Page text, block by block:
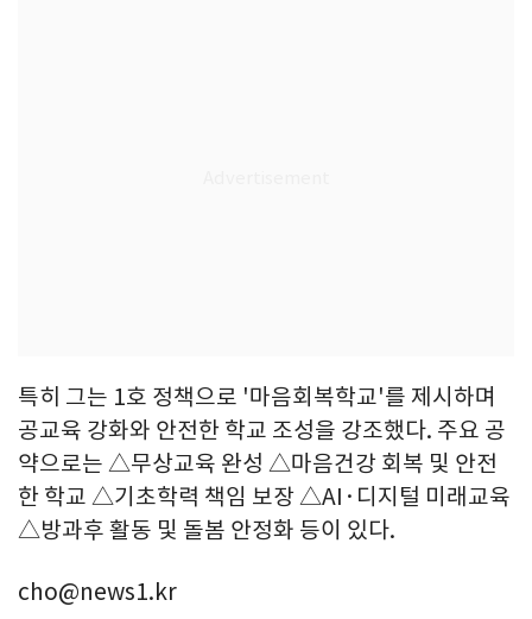
특히 그는 1호 정책으로 '마음회복학교'를 제시하며
공교육 강화와 안전한 학교 조성을 강조했다. 주요 공
약으로는 △무상교육 완성 △마음건강 회복 및 안전
한 학교 △기초학력 책임 보장 △AI·디지털 미래교육
△방과후 활동 및 돌봄 안정화 등이 있다.
cho@news1.kr